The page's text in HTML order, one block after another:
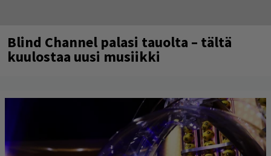
Blind Channel palasi tauolta – tältä
kuulostaa uusi musiikki